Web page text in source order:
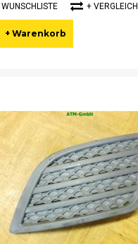
+ VERGLEICH
+ Warenkorb